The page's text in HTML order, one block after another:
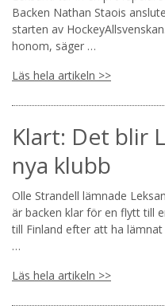
Backen Nathan Staois
starten av
honom, säger …
Läs hela artikeln >>
Klart: Det blir
nya klubb
Olle Strandell lämnade
är backen klar för en flytt till
till Finland efter att ha
…
Läs hela artikeln >>